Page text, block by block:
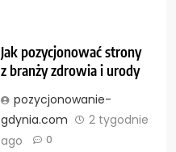
Jak pozycjonować strony
z branży zdrowia i urody
pozycjonowanie-
gdynia.com
2 tygodnie
ago
0